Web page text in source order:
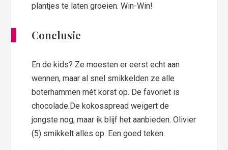
plantjes te laten groeien. Win-Win!
Conclusie
En de kids? Ze moesten er eerst echt aan
wennen, maar al snel smikkelden ze alle
boterhammen mét korst op. De favoriet is
chocolade.De kokosspread weigert de
jongste nog, maar ik blijf het aanbieden. Olivier
(5) smikkelt alles op. Een goed teken.